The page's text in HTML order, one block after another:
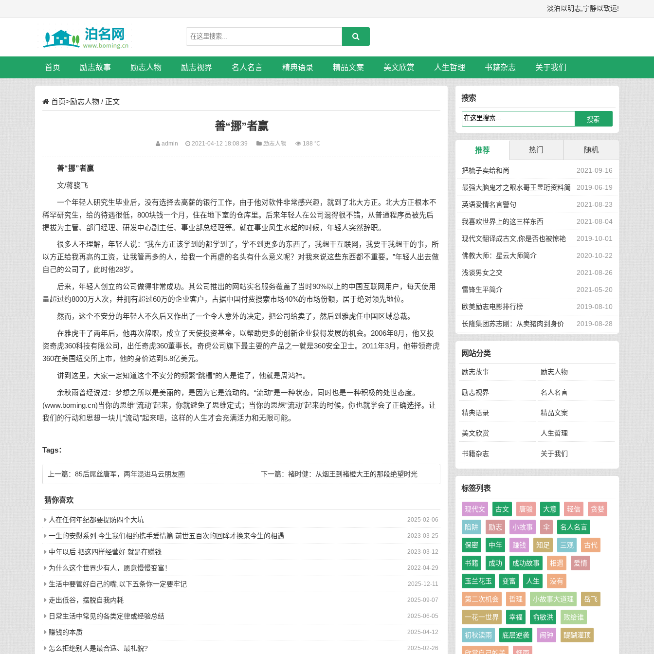
淡泊以明志,宁静以致远!
首页 励志故事 励志人物 励志视界 名人名言 精典语录 精品文案 美文欣赏 人生哲理 书籍杂志 关于我们
首页>励志人物 / 正文
善“挪”者赢
admin 2021-04-12 18:08:39 励志人物 188 ℃
善“挪”者赢
文/蒋骁飞
一个年轻人研究生毕业后，没有选择去高薪的银行工作，由于他对软件非常感兴趣，就到了北大方正。北大方正根本不
稀罕研究生，给的待遇很低，800块钱一个月，住在地下室的仓库里。后来年轻人在公司混得很不错，从普通程序员被先后
提拔为主管、部门经理、研发中心副主任、事业部总经理等。就在事业风生水起的时候，年轻人突然辞职。
很多人不理解，年轻人说：“我在方正该学到的都学到了，学不到更多的东西了，我想干互联网，我要干我想干的事，所
以方正给我再高的工资，让我管再多的人，给我一个再虚的名头有什么意义呢？对我来说这些东西都不重要。”年轻人出去做
自己的公司了，此时他28岁。
后来，年轻人创立的公司做得非常成功。其公司推出的网站实名服务覆盖了当时90%以上的中国互联网用户，每天使用
量超过约8000万人次，并拥有超过60万的企业客户，占据中国付费搜索市场40%的市场份额，居于绝对领先地位。
然而，这个不安分的年轻人不久后又作出了一个令人意外的决定，把公司给卖了，然后到雅虎任中国区域总裁。
在雅虎干了两年后，他再次辞职，成立了天使投资基金，以帮助更多的创新企业获得发展的机会。2006年8月，他又投
资奇虎360科技有限公司，出任奇虎360董事长。奇虎公司旗下最主要的产品之一就是360安全卫士。2011年3月，他带领奇虎
360在美国纽交所上市，他的身价达到5.8亿美元。
讲到这里，大家一定知道这个不安分的频繁“跳槽”的人是谁了，他就是周鸿祎。
余秋雨曾经说过：梦想之所以是美丽的，是因为它是流动的。“流动”是一种状态，同时也是一种积极的处世态度。
(www.boming.cn)当你的思维“流动”起来，你就避免了思维定式；当你的思想“流动”起来的时候，你也就学会了正确选择。让
我们的行动和思想一块儿“流动”起来吧，这样的人生才会充满活力和无限可能。
Tags：
上一篇： 85后屌丝唐军，两年混进马云朋友圈 下一篇：褚时健：从烟王到褚橙大王的那段绝望时光
猜你喜欢
2025-02-06
人在任何年纪都要提防四个大坑
2023-03-25
一生的安慰系列:今生我们相约携手爱情篇:前世五百次的回眸才换来今生的相遇
2023-03-12
中年以后 把这四样经营好 就是在赚钱
2022-04-29
为什么这个世界少有人，愿意慢慢变富！
2025-12-11
生活中要管好自己的嘴,以下五条你一定要牢记
2025-09-07
走出低谷，摆脱自我内耗
2025-06-05
日常生活中常见的各类定律或经验总结
2025-04-12
赚钱的本质
2025-02-26
怎么拒绝别人是最合适、最礼貌?
搜索
推荐 热门 随机
2021-09-16
把梳子卖给和尚
2019-06-19
最强大脑鬼才之眼水哥王昱珩资料简
介 2021-08-23
英语爱情名言警句
2021-08-04
我喜欢世界上的这三样东西
2019-10-01
现代文翻译成古文,你是否也被惊艳
到了 2020-10-22
佛教大师：星云大师简介
2021-08-26
浅谈男女之交
2021-05-20
雷锋生平简介
2019-08-10
欧美励志电影排行榜
2019-08-28
长隆集团苏志刚：从卖猪肉到身价
130亿，他的秘诀是？
网站分类
励志故事 励志人物
励志视界 名人名言
精典语录 精品文案
美文欣赏 人生哲理
书籍杂志 关于我们
标签列表
现代文 古文 唐骏 大意 轻信 贪婪
陷阱 励志 小故事 伞 名人名言
保密 中年 赚钱 知足 三观 古代
书籍 成功 成功故事 相遇 爱情
玉兰花玉 变富 人生 没有
第二次机会 哲理 小故事大道理 岳飞
一花一世界 幸福 俞敏洪 败给谁
初秋读雨 底层逆袭 闹钟 醍醐灌顶